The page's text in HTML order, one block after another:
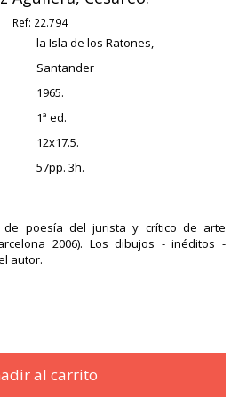
Ref: 22.794
la Isla de los Ratones,
Santander
1965.
1ª ed.
12x17.5.
57pp. 3h.
poesía del jurista y crítico de arte
2006). Los dibujos - inéditos -
autor.
al carrito